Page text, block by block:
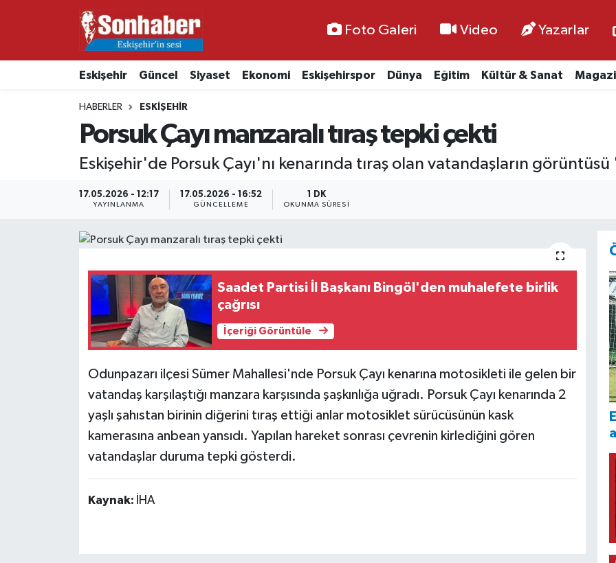
Foto Galeri Video Yazarlar
Eskişehir Güncel Siyaset Ekonomi Eskişehirspor Dünya Eğitim Kültür & Sanat
HABERLER ESKIŞEHIR
Porsuk Çayı manzaralı tıraş tepki çekti
Eskişehir'de Porsuk Çayı'nı kenarında tıraş olan vatandaşların
17.05.2026 - 12:17
YAYINLANMA
17.05.2026 - 16:52
GÜNCELLEME
1 DK
OKUNMA SÜRESI
Saadet Partisi İl Başkanı Bingöl'den muhalefete birlik
çağrısı
İçeriği Görüntüle
Odunpazarı ilçesi Sümer Mahallesi'nde Porsuk Çayı kenarına motosikleti ile gelen bir
vatandaş karşılaştığı manzara karşısında şaşkınlığa uğradı. Porsuk Çayı kenarında 2
yaşlı şahıstan birinin diğerini tıraş ettiği anlar motosiklet sürücüsünün kask
kamerasına anbean yansıdı. Yapılan hareket sonrası çevrenin kirlediğini gören
vatandaşlar duruma tepki gösterdi.
Kaynak: İHA
Ekonomi
Kültür & Sanat
Nöbetçi Eczaneler
Namaz Vakitleri
Trafik Durumu
Süper Lig Puan Durumu ve Fikstür
Haber Arşivi